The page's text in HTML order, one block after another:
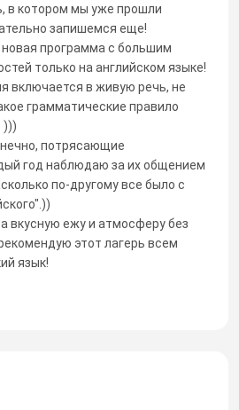
в котором мы уже прошли
запишемся еще!
программа с большим
только на английском языке!
включается в живую речь, не
грамматические правило
)))
потрясающие
год наблюдаю за их общением
по-другому все было с
вкусную ежу и атмосферу без
этот лагерь всем
язык!